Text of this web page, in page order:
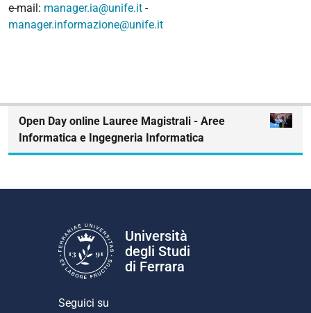
e-mail: manager.ia@unife.it -
manager.informazione@unife.it
Open Day online Lauree Magistrali - Aree
Informatica e Ingegneria Informatica
Università
degli Studi
di Ferrara
Seguici su